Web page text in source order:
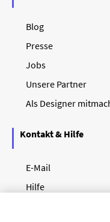
Blog
Presse
Jobs
Unsere Partner
Als Designer
Kontakt & Hilfe
E-Mail
Hilfe